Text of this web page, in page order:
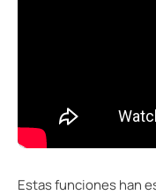
Estas funciones han